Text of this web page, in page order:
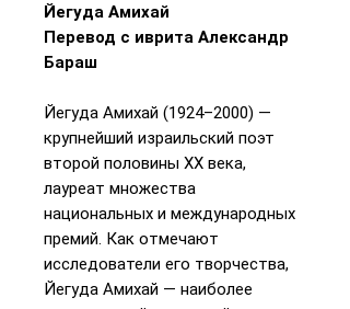
Йегуда Амихай
Перевод с иврита Александр
Бараш
Йегуда Амихай (1924–2000) —
крупнейший израильский поэт
второй половины ХХ века,
лауреат множества
национальных и международных
премий. Как отмечают
исследователи его творчества,
Йегуда Амихай — наиболее